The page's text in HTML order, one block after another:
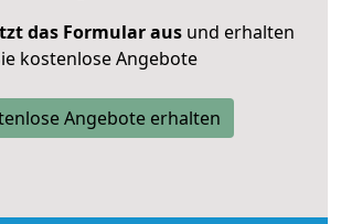
das Formular ausund erhalten
kostenlose Angebote
Angebote erhalten